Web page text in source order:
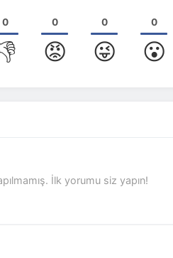
0 0
😡
0
😜
0
😮
İlk yorumu siz yapın!